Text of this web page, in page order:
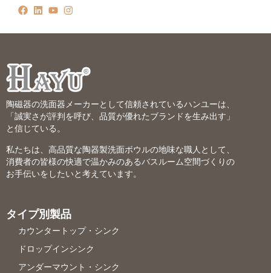
陶磁器の洗面器メーカーとして信頼されているハンユーは、
「誠実さが評判を呼び、品質が優れたブランドを生み出す」
と信じている。
私たちは、高品質な陶器製洗面ボウルの地味な職人として、
消費者の皆様の快適で温かみのあるバスルーム空間づくりの
お手伝いをしたいと考えています。
タイプ別製品
カウンタートップ・シンク
ドロップインシンク
アンダーマウント・シンク